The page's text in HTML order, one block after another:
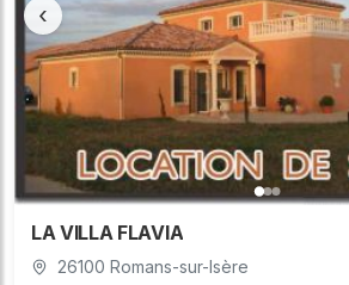
‹
LA VILLA FLAVIA
26100 Romans-sur-Isère